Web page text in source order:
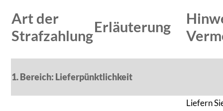
Art der
Strafzahlung
Erläuterung
1. Bereich: Lieferpünktlichkeit
Liefern